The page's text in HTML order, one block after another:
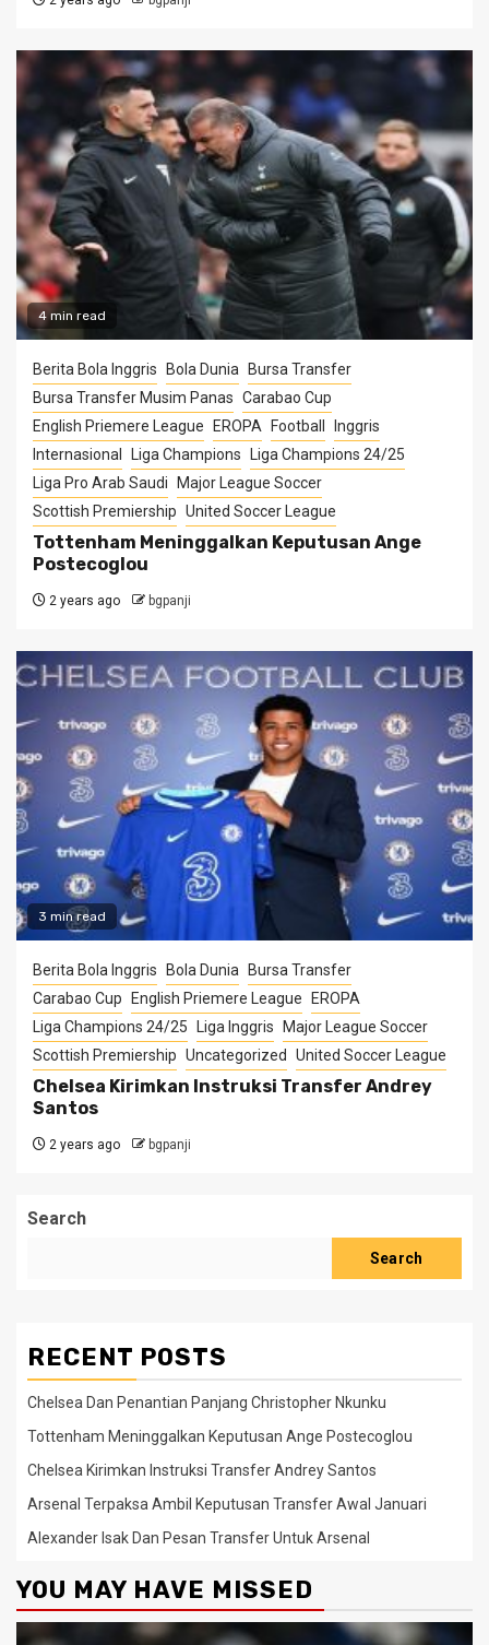
4 min read
Berita Bola Inggris Bola Dunia
Bursa Transfer
Bursa Transfer Musim Panas Carabao Cup
English Priemere League
EROPA Football
Inggris
Internasional
Liga Champions
Liga Champions 24/25
Liga Pro Arab Saudi
Major League Soccer
Scottish Premiership United Soccer League
Tottenham Meninggalkan Keputusan Ange
Postecoglou
2 years ago bgpanji
3 min read
Berita Bola Inggris Bola Dunia
Bursa Transfer
Carabao Cup
English Priemere League
EROPA
Liga Champions 24/25
Liga Inggris
Major League Soccer
Scottish Premiership Uncategorized United Soccer League
Chelsea Kirimkan Instruksi Transfer Andrey
Santos
2 years ago bgpanji
Search
Search
RECENT POSTS
Chelsea Dan Penantian Panjang Christopher Nkunku
Tottenham Meninggalkan Keputusan Ange Postecoglou
Chelsea Kirimkan Instruksi Transfer Andrey Santos
Arsenal Terpaksa Ambil Keputusan Transfer Awal Januari
Alexander Isak Dan Pesan Transfer Untuk Arsenal
YOU MAY HAVE MISSED